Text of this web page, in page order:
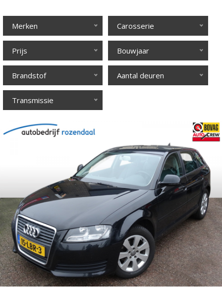
Merken Carosserie
Prijs Bouwjaar
Brandstof Aantal deuren
Transmissie